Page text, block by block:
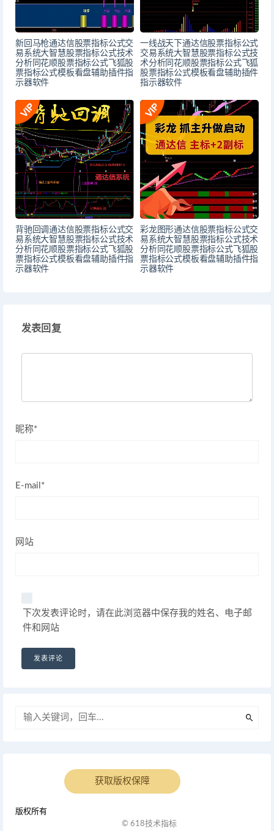
新回马枪通达信股票指标公式交
易系统大智慧股票指标公式技术
分析同花顺股票指标公式飞狐股
票指标公式模板看盘辅助插件指
示器软件
一线战天下通达信股票指标公式
交易系统大智慧股票指标公式技
术分析同花顺股票指标公式飞狐
股票指标公式模板看盘辅助插件
指示器软件
背驰回调通达信股票指标公式交
易系统大智慧股票指标公式技术
分析同花顺股票指标公式飞狐股
票指标公式模板看盘辅助插件指
示器软件
彩龙图形通达信股票指标公式交
易系统大智慧股票指标公式技术
分析同花顺股票指标公式飞狐股
票指标公式模板看盘辅助插件指
示器软件
发表回复
昵称*
E-mail*
网站
下次发表评论时，请在此浏览器中保存我的姓名、电子邮
件和网站
获取版权保障
版权所有
© 618技术指标